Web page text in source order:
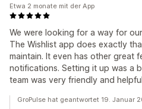
We were looking for a way for
The Wishlist app does exactly
maintain. It even has other great
notifications. Setting it up was a
team was very friendly and
Etwa 2 monate mit der App
GroPulse hat geantwortet 19. Januar